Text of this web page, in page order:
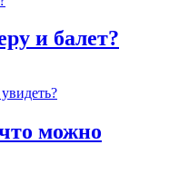
и балет?
можно